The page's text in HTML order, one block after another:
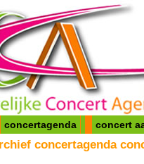
concertagenda concert
concertagenda